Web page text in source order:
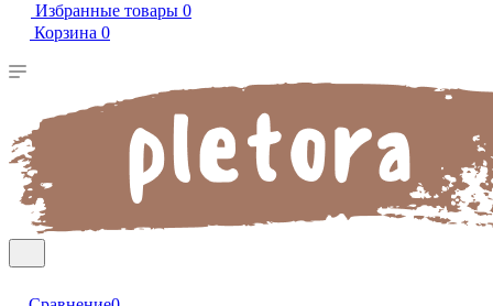
Избранные товары 0
Корзина 0